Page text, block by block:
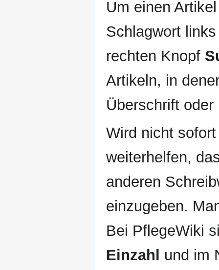
Um einen
Schlagwort
rechten Knopf
Artikeln, in
Überschrift
Wird nicht
weiterhelfen,
anderen
einzugeben.
Bei PflegeWiki
Einzahl und im